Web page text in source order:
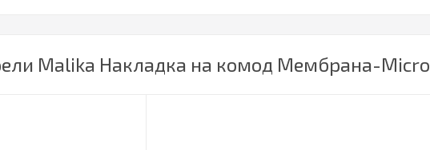
Malika Накладка на комод Мембрана-